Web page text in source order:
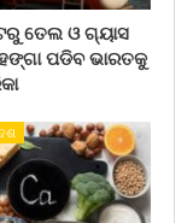
ତେଲ ଓ ଗ୍ୟାସ
ପଡିବ ଭାରତକୁ